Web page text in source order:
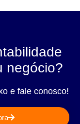
negócio?
e fale conosco!